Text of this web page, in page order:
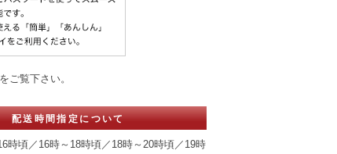
をご覧下さい。
配送時間指定について
時頃／16時～18時頃／18時～20時頃／19時